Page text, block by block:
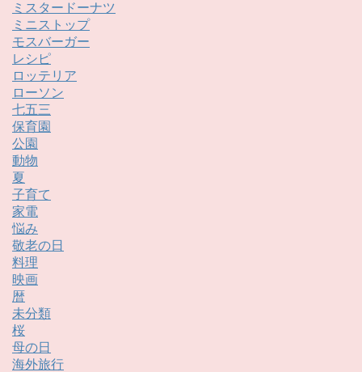
ミスタードーナツ
ミニストップ
モスバーガー
レシピ
ロッテリア
ローソン
七五三
保育園
公園
動物
夏
子育て
家電
悩み
敬老の日
料理
映画
暦
未分類
桜
母の日
海外旅行